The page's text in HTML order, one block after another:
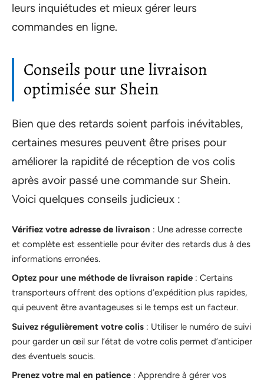
leurs inquiétudes et mieux gérer leurs
commandes en ligne.
Conseils pour une livraison
optimisée sur Shein
Bien que des retards soient parfois inévitables,
certaines mesures peuvent être prises pour
améliorer la rapidité de réception de vos colis
après avoir passé une commande sur Shein.
Voici quelques conseils judicieux :
Vérifiez votre adresse de livraison : Une adresse correcte
et complète est essentielle pour éviter des retards dus à des
informations erronées.
Optez pour une méthode de livraison rapide : Certains
transporteurs offrent des options d’expédition plus rapides,
qui peuvent être avantageuses si le temps est un facteur.
Suivez régulièrement votre colis : Utiliser le numéro de suivi
pour garder un œil sur l’état de votre colis permet d’anticiper
des éventuels soucis.
Prenez votre mal en patience : Apprendre à gérer vos